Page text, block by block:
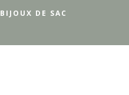
BIJOUX DE SAC